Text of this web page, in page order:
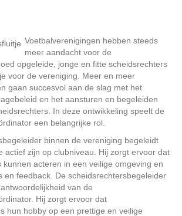
Voetbalverenigingen hebben steeds
meer aandacht voor de
opgeleide, jonge en fitte scheidsrechters
voor de vereniging. Meer en meer
gaan succesvol aan de slag met het
en het aansturen en begeleiden
In deze ontwikkeling speelt de
een belangrijke rol.
binnen de vereniging begeleidt
actief zijn op clubniveau. Hij zorgt ervoor dat
kunnen acteren in een veilige omgeving en
en feedback. De scheidsrechtersbegeleider
van de
Hij zorgt ervoor dat
hun hobby op een prettige en veilige